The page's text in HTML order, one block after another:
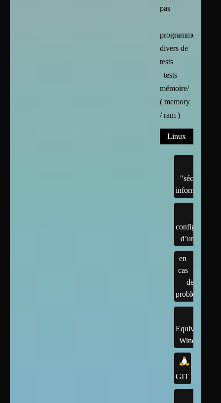
pas
programmes
divers de
tests
tests
mémoire/
( memory
/ ram )
Linux
"sécurité"
informatique
configuration
d’un linux
en
cas
de
problème
Equivalents
Windows
GIT